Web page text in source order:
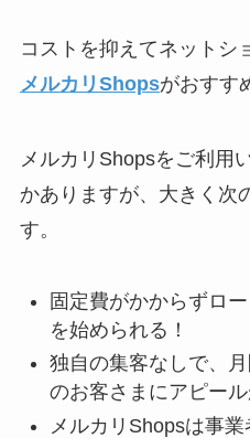
コストを抑えてネットシ
メルカリShopsがおすす
メルカリShopsをご利用
かありますが、大きく次
す。
固定費がかからずロ
を始められる！
独自の集客なしで、
のお客さまにアピール
メルカリShopsは事